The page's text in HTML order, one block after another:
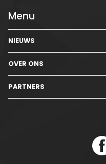
Menu
NIEUWS
OVER ONS
PARTNERS